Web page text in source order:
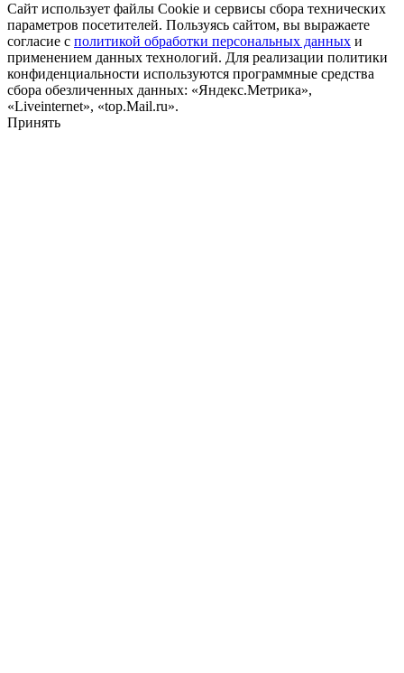
Сайт использует файлы Cookie и сервисы сбора технических
параметров посетителей. Пользуясь сайтом, вы выражаете
согласие с политикой обработки персональных данных и
применением данных технологий. Для реализации политики
конфиденциальности используются программные средства
сбора обезличенных данных: «Яндекс.Метрика»,
«Liveinternet», «top.Mail.ru».
Принять